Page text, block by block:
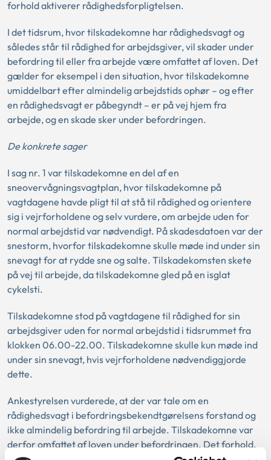
forhold aktiverer rådighedsforpligtelsen.
I det tidsrum, hvor tilskadekomne har rådighedsvagt og
således står til rådighed for arbejdsgiver, vil skader under
befordring til eller fra arbejde være omfattet af loven. Det
gælder for eksempel i den situation, hvor tilskadekomne
umiddelbart efter almindelig arbejdstids ophør – og efter
en rådighedsvagt er påbegyndt – er på vej hjem fra
arbejde, og en skade sker under befordringen.
De konkrete sager
I sag nr. 1 var tilskadekomne en del af en
sneovervågningsvagtplan, hvor tilskadekomne på
vagtdagene havde pligt til at stå til rådighed og orientere
sig i vejrforholdene og selv vurdere, om arbejde uden for
normal arbejdstid var nødvendigt. På skadesdatoen var der
snestorm, hvorfor tilskadekomne skulle møde ind under sin
snevagt for at rydde sne og salte. Tilskadekomsten skete
på vej til arbejde, da tilskadekomne gled på en isglat
cykelsti.
Tilskadekomne stod på vagtdagene til rådighed for sin
arbejdsgiver uden for normal arbejdstid i tidsrummet fra
klokken 06.00-22.00. Tilskadekomne skulle kun møde ind
under sin snevagt, hvis vejrforholdene nødvendiggjorde
dette.
Ankestyrelsen vurderede, at der var tale om en
rådighedsvagt i befordringsbekendtgørelsens forstand og
ikke almindelig befordring til arbejde. Tilskadekomne var
derfor omfattet af loven under befordringen. Det forhold,